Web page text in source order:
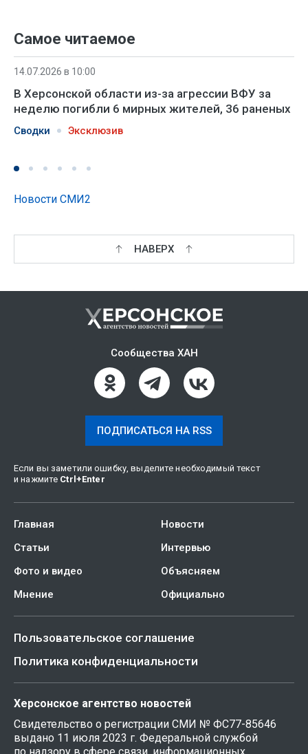
Самое читаемое
14.07.2026 в 10:00
В Херсонской области из-за агрессии ВФУ за
неделю погибли 6 мирных жителей, 36 раненых
Сводки Эксклюзив
Новости СМИ2
НАВЕРХ
Сообщества ХАН
ПОДПИСАТЬСЯ НА RSS
Если вы заметили ошибку, выделите необходимый текст
и нажмите Ctrl +Enter
Главная
Новости
Статьи
Интервью
Фото и видео
Объясняем
Мнение
Официально
Пользовательское соглашение
Политика конфиденциальности
Херсонское агентство новостей
Свидетельство о регистрации СМИ № ФС77-85646
выдано 11 июля 2023 г. Федеральной службой